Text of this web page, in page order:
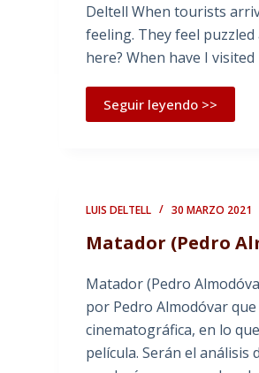
Deltell When tourists
feeling. They feel
here? When have I
Seguir leyendo >>
LUIS DELTELL 30 MARZO 2021
Matador (Pedro
Matador (Pedro
por Pedro Almodóvar
cinematográfica, en lo
película. Serán el análisis